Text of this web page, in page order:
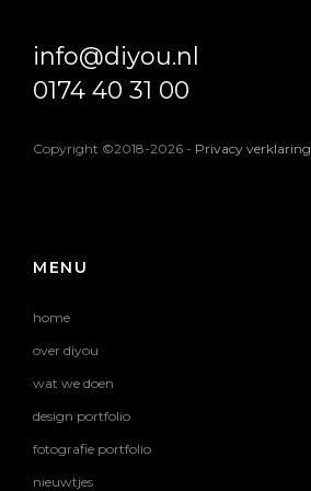
info@diyou.nl
0174 40 31 00
Copyright ©2018-2026 - Privacy verklaring
MENU
home
over diyou
wat we doen
design portfolio
fotografie portfolio
nieuwtjes